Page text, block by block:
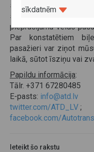
sabiedriskā transporta
savu braucienu,
pieprasījumu veido
Par konstatētiem
pasažieri var ziņot
laikā, sūtot īsziņu vai
Papildu informācija:
Tālr. +371 67280485
E-pasts: info@atd.lv
twitter.com/ATD_LV ;
facebook.com/
Ieteikt šo rakstu
sīkdatnēm